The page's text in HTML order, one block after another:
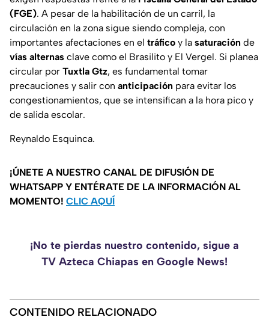
(FGE). A pesar de la habilitación de un carril, la
circulación en la zona sigue siendo compleja, con
importantes afectaciones en el tráfico y la saturación de
vías alternas clave como el Brasilito y El Vergel. Si planea
circular por Tuxtla Gtz, es fundamental tomar
precauciones y salir con anticipación para evitar los
congestionamientos, que se intensifican a la hora pico y
de salida escolar.
Reynaldo Esquinca.
¡ÚNETE A NUESTRO CANAL DE DIFUSIÓN DE
WHATSAPP Y ENTÉRATE DE LA INFORMACIÓN AL
MOMENTO! CLIC AQUÍ
¡No te pierdas nuestro contenido, sigue a
TV Azteca Chiapas en Google News!
CONTENIDO RELACIONADO